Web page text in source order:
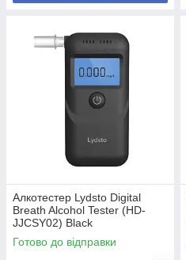
Алкотестер Lydsto Digital
Breath Alcohol Tester (HD-
JJCSY02) Black
Готово до відправки